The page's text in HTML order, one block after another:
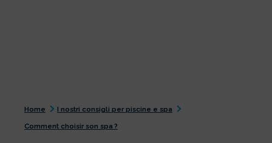
Home
I nostri consigli per piscine e spa
Comment choisir son spa ?